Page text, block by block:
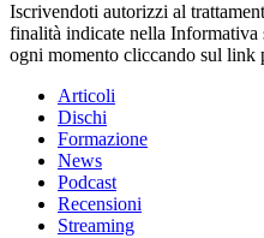
Iscrivendoti autorizzi al
finalità indicate nella
ogni momento cliccando sul link
Articoli
Dischi
Formazione
News
Podcast
Recensioni
Streaming